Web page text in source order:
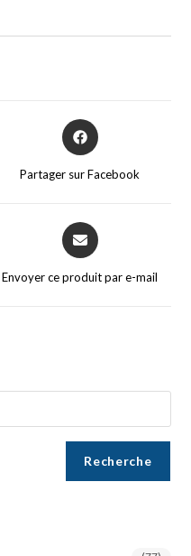
Partager sur Facebook
Envoyer ce produit par e-mail
Recherche